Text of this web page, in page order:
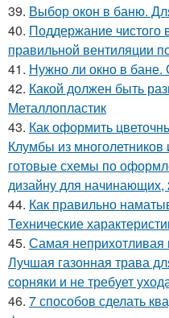
39. Выбор окон в баню.
40. Поддержание чистого
правильной вентиляции
41. Нужно ли окно в
42. Какой должен быть
Металлопластик
43. Как оформить
Клумбы из многолетников
готовые схемы по
дизайну для
44. Как правильно
Технические
45. Самая неприхотливая
Лучшая газонная трава
сорняки и не требует
46. 7 способов сделать